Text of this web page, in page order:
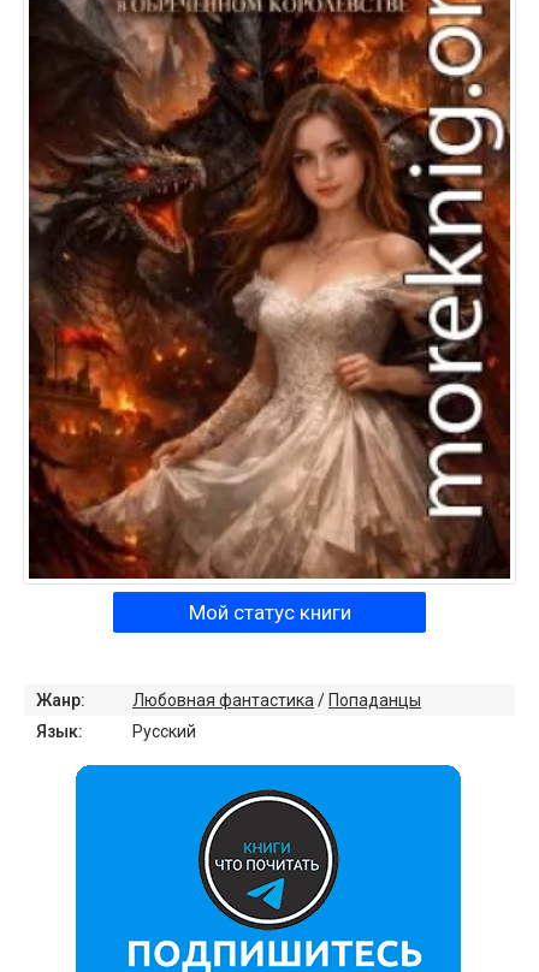
Мой статус книги
Жанр: Любовная фантастика /Попаданцы
Язык:
Русский